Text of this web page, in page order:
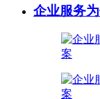
企业服务